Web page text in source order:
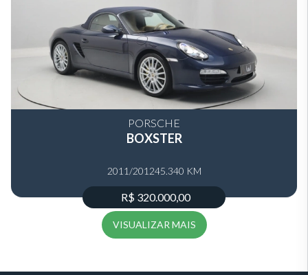
PORSCHE
BOXSTER
2011/201245.340 KM
R$ 320.000,00
VISUALIZAR MAIS